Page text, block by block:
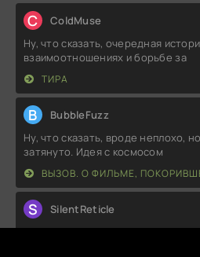
C ColdMuse
Ну, что сказать, очередная
взаимоотношениях и борьбе за
ТИРА
B BubbleFuzz
Ну, что сказать, вроде неплохо,
затянуто. Идея с космосом
ВЫЗОВ. О ФИЛЬМЕ,
S SilentReticle
Ну, что сказать, довольно